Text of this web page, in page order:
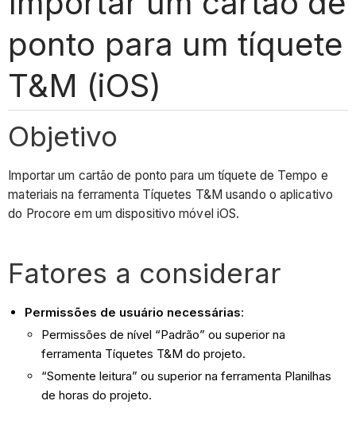
ponto para um tíquete
T&M (iOS)
Objetivo
Importar um cartão de ponto para um tíquete de Tempo e
materiais na ferramenta Tíquetes T&M usando o aplicativo
do Procore em um dispositivo móvel iOS.
Fatores a considerar
Permissões de usuário necessárias:
Permissões de nível “Padrão” ou superior na
ferramenta Tíquetes T&M do projeto.
“Somente leitura” ou superior na ferramenta Planilhas
de horas do projeto.